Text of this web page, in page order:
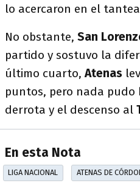
lo acercaron en el
No obstante, San
partido y sostuvo la
último cuarto, Atenas
puntos, pero nada pudo
derrota y el descenso al
En esta Nota
LIGA NACIONAL ATENAS DE